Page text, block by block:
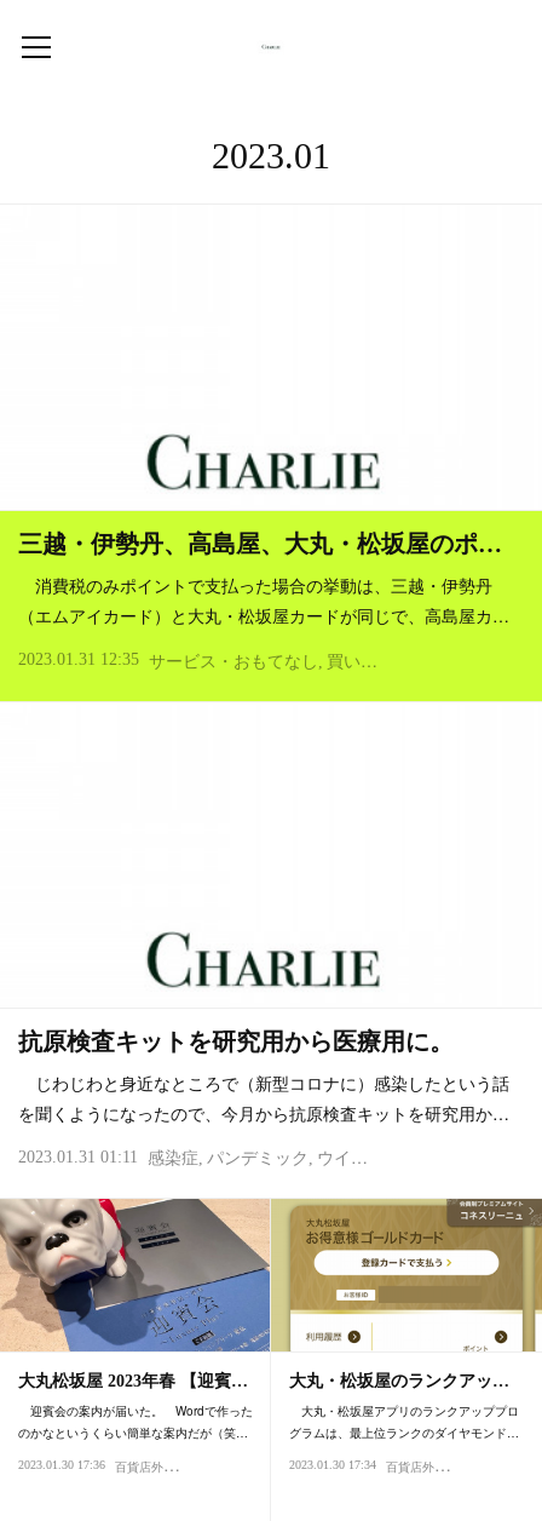
2023.01
三越・伊勢丹、高島屋、大丸・松坂屋のポ…
消費税のみポイントで支払った場合の挙動は、三越・伊勢丹
（エムアイカード）と大丸・松坂屋カードが同じで、高島屋カ…
2023.01.31 12:35 サービス・おもてなし 買い物・デパート
抗原検査キットを研究用から医療用に。
じわじわと身近なところで（新型コロナに）感染したという話
を聞くようになったので、今月から抗原検査キットを研究用か…
2023.01.31 01:11 感染症 パンデミック ウイルス
大丸松坂屋 2023年春 【迎賓…
迎賓会の案内が届いた。 Wordで作った
のかなというくらい簡単な案内だが（笑…
2023.01.30 17:36 百
貨店外商 サービス・おもてなし 買い物・デパート
大丸・松坂屋のランクアッ…
大丸・松坂屋アプリのランクアッププロ
グラムは、最上位ランクのダイヤモンド…
2023.01.30 17:34 百
貨店外商